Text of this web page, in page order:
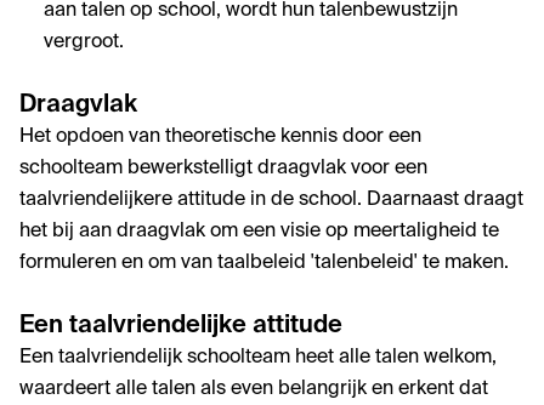
aan talen op school, wordt hun talenbewustzijn
vergroot.
Draagvlak
Het opdoen van theoretische kennis door een
schoolteam bewerkstelligt draagvlak voor een
taalvriendelijkere attitude in de school. Daarnaast draagt
het bij aan draagvlak om een visie op meertaligheid te
formuleren en om van taalbeleid 'talenbeleid' te maken.
Een taalvriendelijke attitude
Een taalvriendelijk schoolteam heet alle talen welkom,
waardeert alle talen als even belangrijk en erkent dat